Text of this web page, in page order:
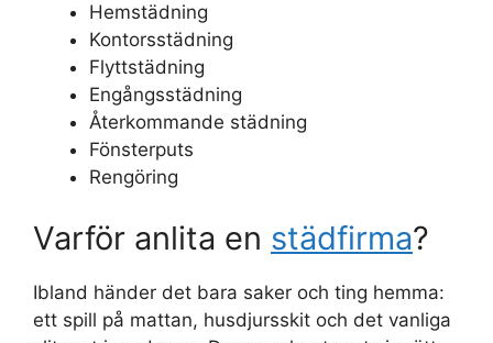
Hemstädning
Kontorsstädning
Flyttstädning
Engångsstädning
Återkommande städning
Fönsterputs
Rengöring
Varför anlita en städfirma?
Ibland händer det bara saker och ting hemma:
ett spill på mattan, husdjursskit och det vanliga